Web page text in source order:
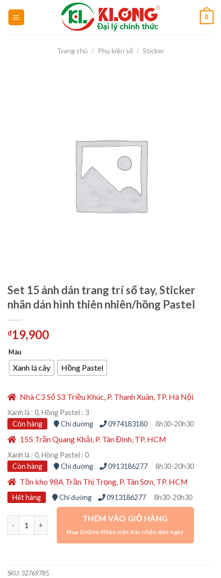
0
Trang chủ / Phụ kiện sổ / Sticker
Set 15 ảnh dán trang trí sổ tay, Sticker
nhãn dán hình thiên nhiên/hồng Pastel
₫19,900
Màu
Xanh lá cây Hồng Pastel
Nhà C3 Số 53 Triều Khúc, P. Thanh Xuân, TP. Hà Nội
Xanh lá : 0, Hồng Pastel : 3
Còn hàng
Chỉ đường 0974183180 8h30-20h30
155 Trần Quang Khải, P. Tân Định, TP. HCM
Xanh lá : 0, Hồng Pastel : 0
Còn hàng
Chỉ đường 0913186277 8h30-20h30
Tồn kho 98A Trần Thị Trọng, P. Tân Sơn, TP. HCM
Hết hàng Chỉ đường 0913186277 8h30-20h30
Set 15 ảnh dán trang trí sổ tay, Sticker nhãn dán hình thiên
THÊM VÀO GIỎ HÀNG
SKU:32769785